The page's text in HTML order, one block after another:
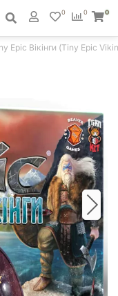
0
0 0
Epic Вікінги (Tiny Epic